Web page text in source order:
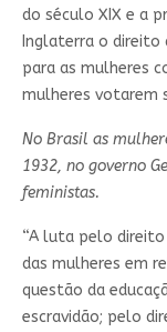
do século XIX e a
Inglaterra o
para as mulheres
mulheres votarem
No Brasil as
1932, no governo
feministas.
“A luta pelo
das mulheres em
questão da
escravidão; pelo